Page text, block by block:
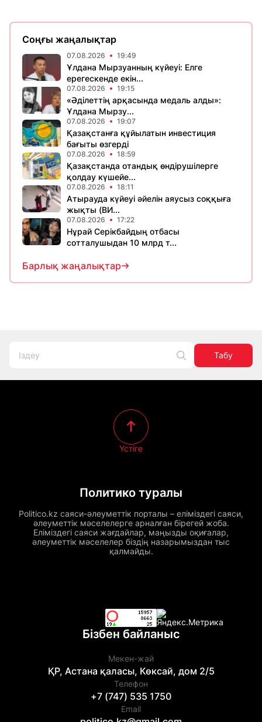
Соңғы жаңалықтар
07.08.2026 19:49
Ұлдана Мырзуанның күйеуі: Елге
ерегескенде екін...
07.08.2026 19:15
«Әділеттің арқасында медаль алды»:
Ұлдана Мырзу...
07.08.2026 19:07
Қазақстанға құйылатын инвестиция
бағыты өзгерді
07.08.2026 18:59
Қазақстанда отандық өндірушілерге
қолдау күшейе...
07.08.2026 18:11
Атырауда күйеуі әйелін аяусыз соққыға
жықты (ВИ...
07.08.2026 17:22
Нұрай Серікбайдың отбасы
сотталушыдан 10 млрд т...
Барлық жаңалықтар
Табу
Политико туралы
Politico.kz саяси-әлеуметтік порталы – еліміздегі саяси,
әлеуметтік мәселелерге арналған бірегей жоба.
Еліміздегі саяси жағдайлар, маңызды оқиғалар,
әлеуметтік мәселелер біздің назарымыздан тыс
қалмайды.
Үстіге
Бізбен байланыс
Мекен-жай
ҚР, Астана қаласы, Көксай, дом 2/5
Телефон
+7 (747) 535 1750
Email